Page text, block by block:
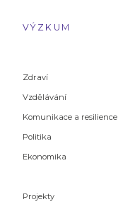
VÝZKUM
Zdraví
Vzdělávání
Komunikace a resilience
Politika
Ekonomika
Projekty